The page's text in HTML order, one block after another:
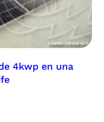
4kwp en una